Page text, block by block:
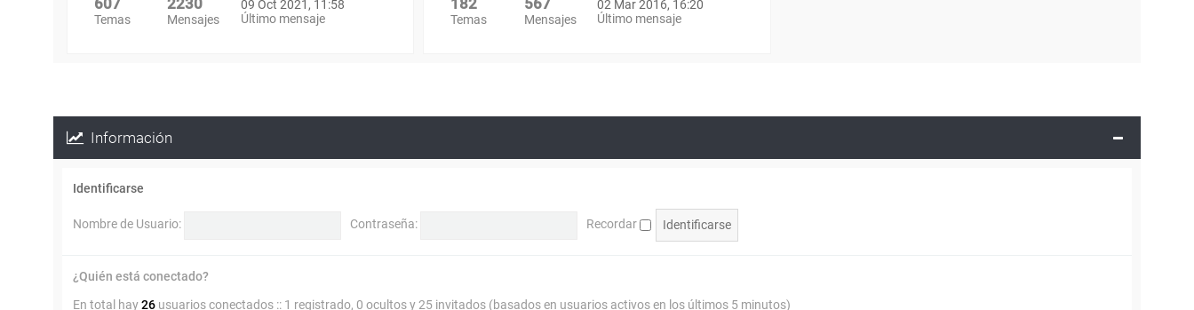
607
Temas
2230
Mensajes
09 Oct 2021, 11:58
Último mensaje
182
Temas
567
Mensajes
02 Mar 2016, 16:20
Último mensaje
Información
Identificarse
Nombre de Usuario: Contraseña: Recordar
¿Quién está conectado?
En total hay26 usuarios conectados :: 1 registrado, 0 ocultos y 25 invitados (basados en usuarios activos en los últimos 5 minutos)